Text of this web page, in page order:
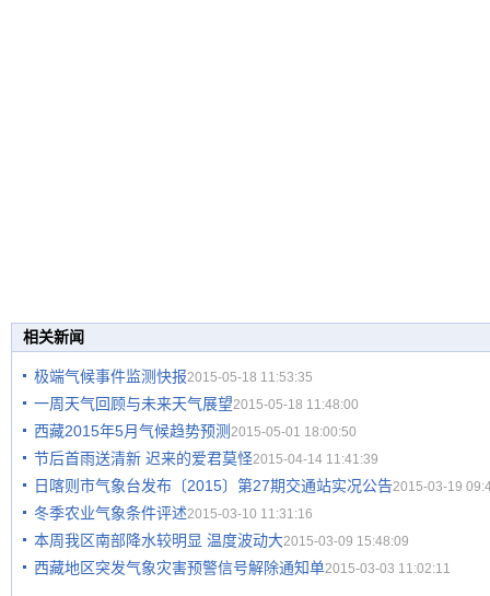
相关新闻
极端气候事件监测快报2015-05-18 11:53:35
一周天气回顾与未来天气展望2015-05-18 11:48:00
西藏2015年5月气候趋势预测 2015-05-01 18:00:50
节后首雨送清新 迟来的爱君莫怪2015-04-14 11:41:39
日喀则市气象台发布〔2015〕第27期交通站实况公告2015-03-19
冬季农业气象条件评述2015-03-10 11:31:16
本周我区南部降水较明显 温度波动大2015-03-09 15:48:09
西藏地区突发气象灾害预警信号解除通知单2015-03-03 11:02:11